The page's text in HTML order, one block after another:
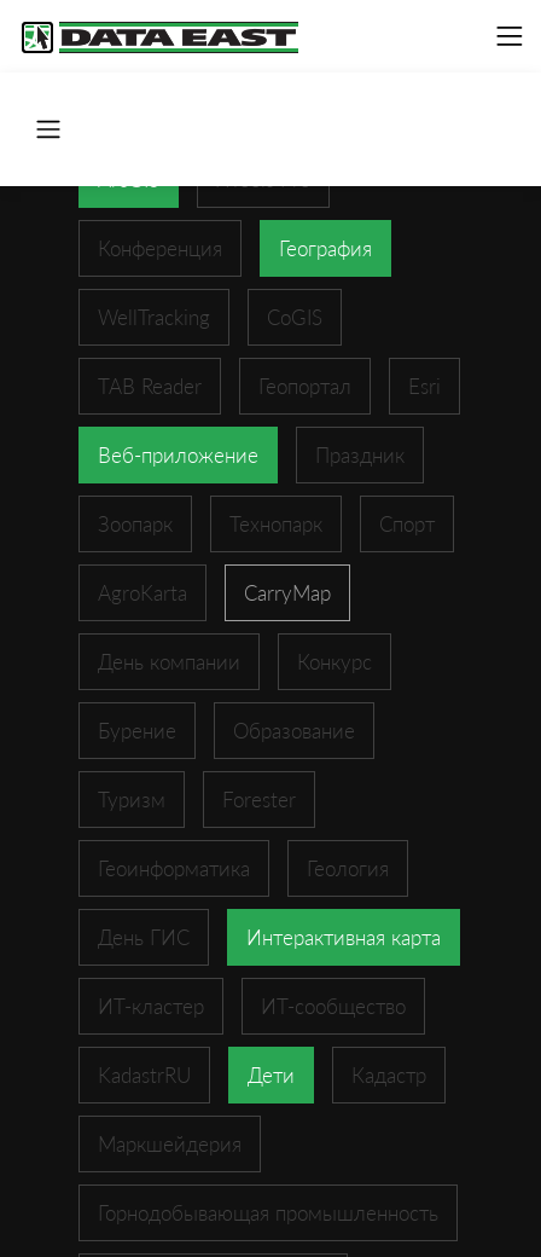
Конференция География
WellTracking CoGIS
TAB Reader Геопортал Esri
Веб-приложение Праздник
Зоопарк Технопарк Спорт
AgroKarta CarryMap
День компании Конкурс
Бурение Образование
Туризм Forester
Геоинформатика Геология
День ГИС Интерактивная карта
ИТ-кластер ИТ-сообщество
KadastrRU Дети Кадастр
Маркшейдерия
Горнодобывающая промышленность